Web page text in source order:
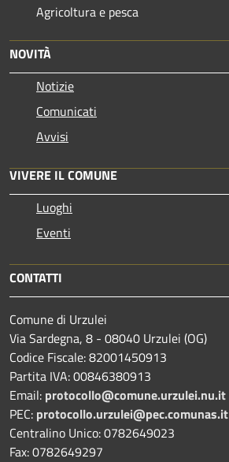
Agricoltura e pesca
NOVITÀ
Notizie
Comunicati
Avvisi
VIVERE IL COMUNE
Luoghi
Eventi
CONTATTI
Comune di Urzulei
Via Sardegna, 8 - 08040 Urzulei (OG)
Codice Fiscale: 82001450913
Partita IVA: 00846380913
Email: protocollo@comune.urzulei.nu.it
PEC: protocollo.urzulei@pec.comunas.it
Centralino Unico: 0782649023
Fax: 0782649297